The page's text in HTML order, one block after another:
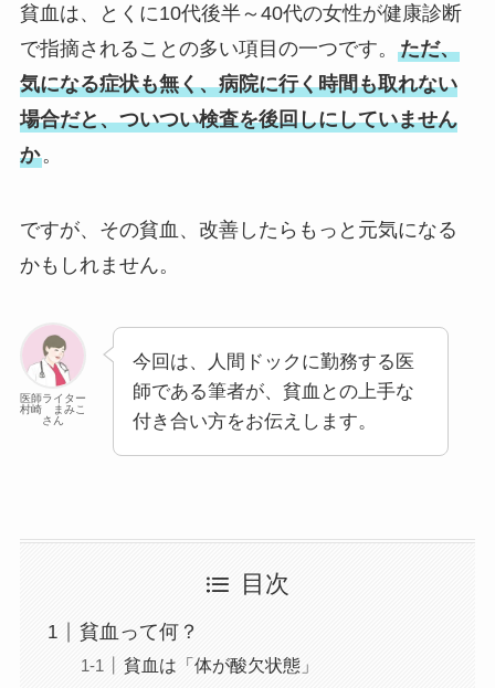
貧血は、とくに10代後半～40代の女性が健康診断
で指摘されることの多い項目の一つです。 ただ、
気になる症状も無く、病院に行く時間も取れない
場合だと、ついつい検査を後回しにしていません
か。
ですが、その貧血、改善したらもっと元気になる
かもしれません。
医師ライター
村崎 まみこ
さん
今回は、人間ドックに勤務する医
師である筆者が、貧血との上手な
付き合い方をお伝えします。
目次
貧血って何？
貧血は「体が酸欠状態」